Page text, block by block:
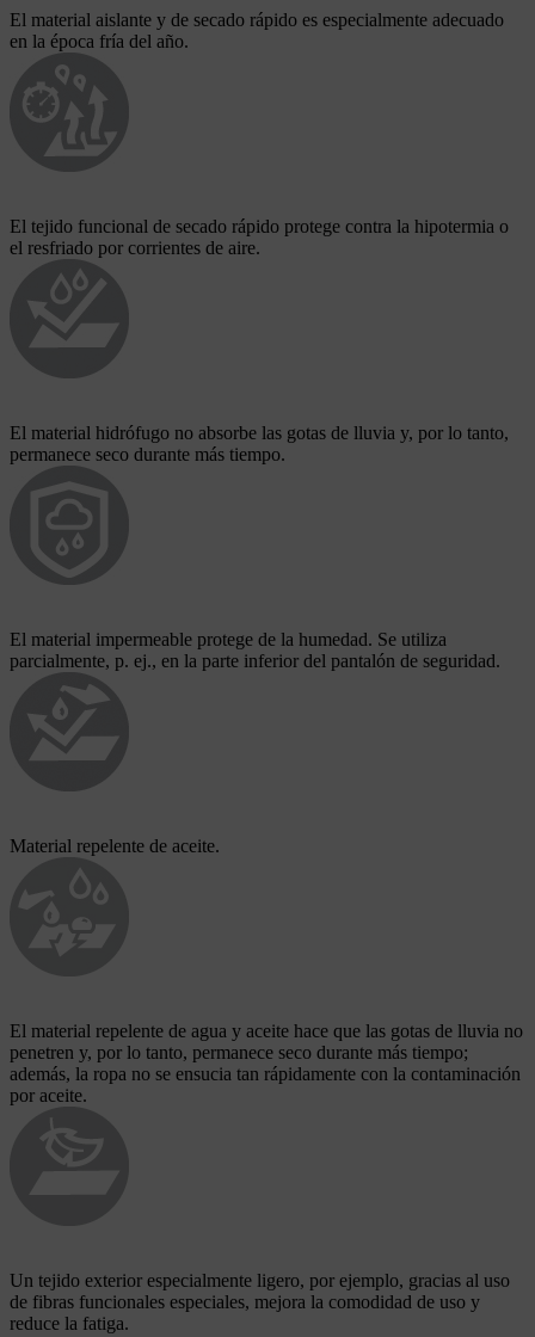
El material aislante y de secado rápido es especialmente adecuado
en la época fría del año.
El tejido funcional de secado rápido protege contra la hipotermia o
el resfriado por corrientes de aire.
El material hidrófugo no absorbe las gotas de lluvia y, por lo tanto,
permanece seco durante más tiempo.
El material impermeable protege de la humedad. Se utiliza
parcialmente, p. ej., en la parte inferior del pantalón de seguridad.
Material repelente de aceite.
El material repelente de agua y aceite hace que las gotas de lluvia no
penetren y, por lo tanto, permanece seco durante más tiempo;
además, la ropa no se ensucia tan rápidamente con la contaminación
por aceite.
Un tejido exterior especialmente ligero, por ejemplo, gracias al uso
de fibras funcionales especiales, mejora la comodidad de uso y
reduce la fatiga.